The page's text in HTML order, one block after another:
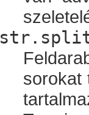
sorokat